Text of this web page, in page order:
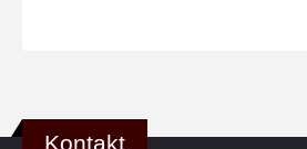
Kontakt